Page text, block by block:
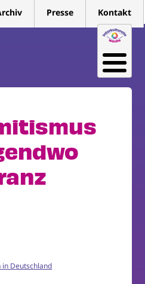
Presse Kontakt
in Deutschland